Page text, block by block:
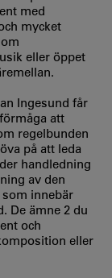
med
mycket
eller öppet
Ingesund får
att
regelbunden
på att leda
handledning
av den
innebär
De ämne 2 du
och
eller